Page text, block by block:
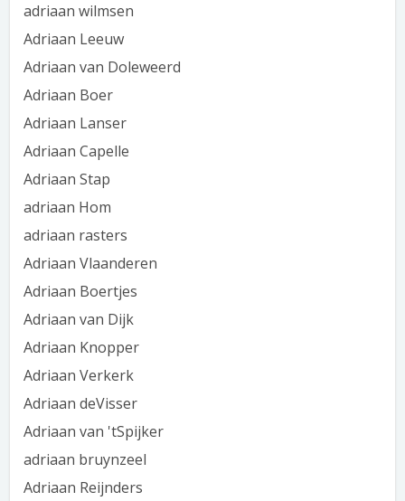
adriaan wilmsen
Adriaan Leeuw
Adriaan van Doleweerd
Adriaan Boer
Adriaan Lanser
Adriaan Capelle
Adriaan Stap
adriaan Hom
adriaan rasters
Adriaan Vlaanderen
Adriaan Boertjes
Adriaan van Dijk
Adriaan Knopper
Adriaan Verkerk
Adriaan deVisser
Adriaan van 'tSpijker
adriaan bruynzeel
Adriaan Reijnders